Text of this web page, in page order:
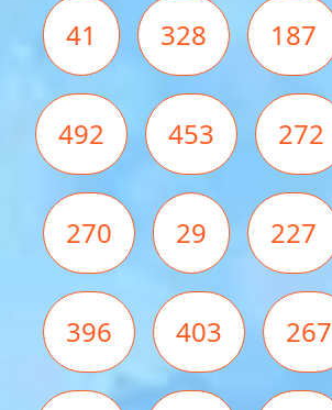
41 328 187
492 453 272
270 29 227
396 403 267